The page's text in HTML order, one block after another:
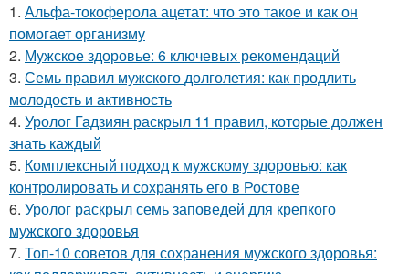
1. Альфа-токоферола ацетат: что это такое и как он
помогает организму
2. Мужское здоровье: 6 ключевых рекомендаций
3. Семь правил мужского долголетия: как продлить
молодость и активность
4. Уролог Гадзиян раскрыл 11 правил, которые должен
знать каждый
5. Комплексный подход к мужскому здоровью: как
контролировать и сохранять его в Ростове
6. Уролог раскрыл семь заповедей для крепкого
мужского здоровья
7. Топ-10 советов для сохранения мужского здоровья: